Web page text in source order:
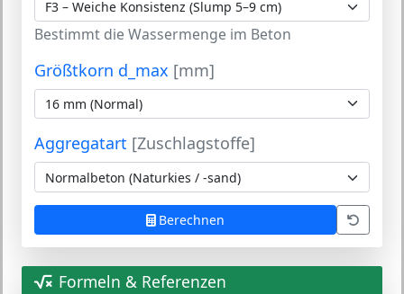
Bestimmt die Wassermenge im Beton
Größtkorn d_max [mm]
Aggregatart [Zuschlagstoffe]
Berechnen
Formeln & Referenzen